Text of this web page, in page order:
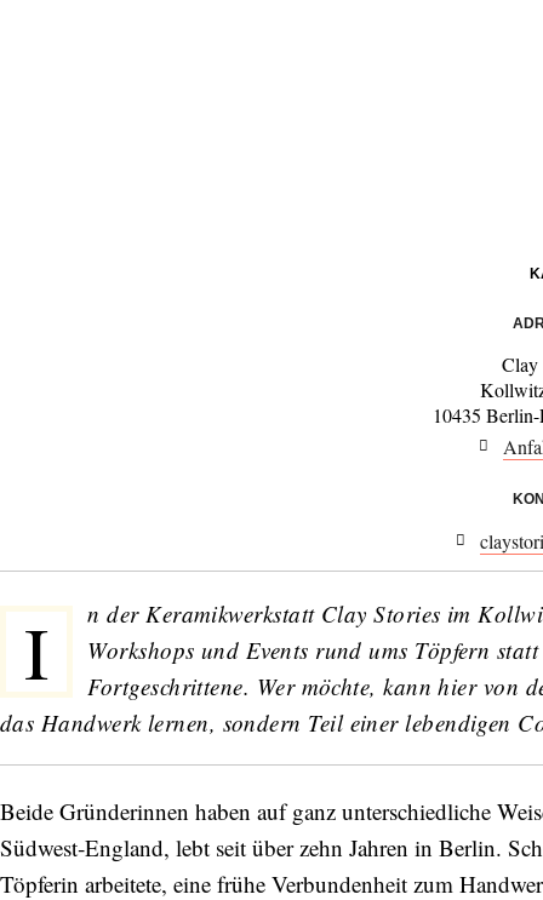
Clay
10435
I
n der Keramikwerkstatt Clay Stories im
Workshops und Events rund ums Töpfern
Fortgeschrittene. Wer möchte, kann hier von
das Handwerk lernen, sondern Teil einer lebendigen
Beide Gründerinnen haben auf ganz unterschiedliche
Südwest‑England, lebt seit über zehn Jahren in Berlin.
Töpferin arbeitete, eine frühe Verbundenheit zum